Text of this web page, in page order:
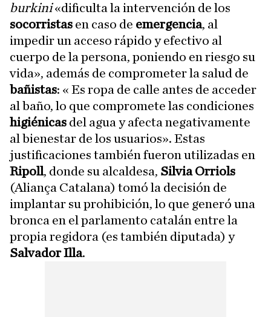
burkini«dificulta la intervención de los
socorristas en caso de emergencia, al
impedir un acceso rápido y efectivo al
cuerpo de la persona, poniendo en riesgo su
vida», además de comprometer la salud de
bañistas: « Es ropa de calle antes de acceder
al baño, lo que compromete las condiciones
higiénicas del agua y afecta negativamente
al bienestar de los usuarios». Estas
justificaciones también fueron utilizadas en
Ripoll, donde su alcaldesa, Silvia Orriols
(Aliança Catalana) tomó la decisión de
implantar su prohibición, lo que generó una
bronca en el parlamento catalán entre la
propia regidora (es también diputada) y
Salvador Illa.